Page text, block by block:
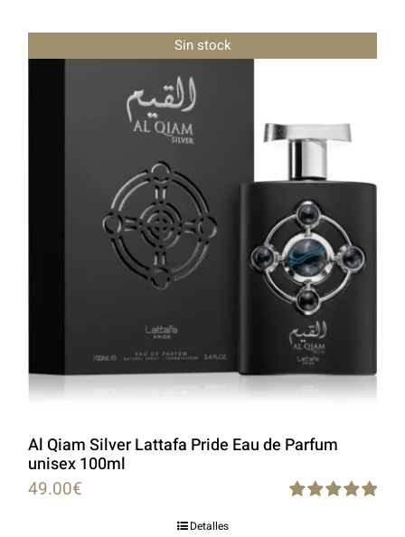
Sin stock
Al Qiam Silver Lattafa Pride Eau de Parfum
unisex 100ml
49.00€
Detalles